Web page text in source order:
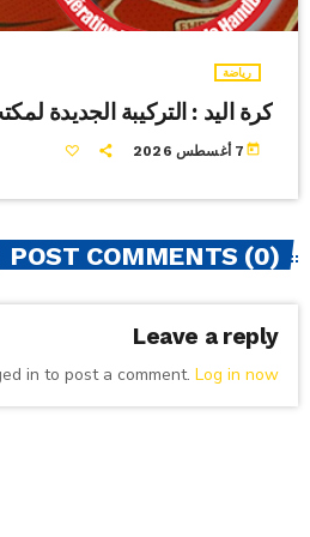
رياضة
كرة اليد : التركيبة الجديدة
today 7 أغسطس 2026
POST COMMENTS (0)
Leave a reply
in to post a comment. Log in now